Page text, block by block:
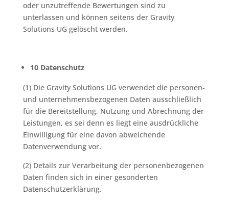
oder unzutreffende Bewertungen sind zu
unterlassen und können seitens der Gravity
Solutions UG gelöscht werden.
10 Datenschutz
(1) Die Gravity Solutions UG verwendet die personen-
und unternehmensbezogenen Daten ausschließlich
für die Bereitstellung, Nutzung und Abrechnung der
Leistungen, es sei denn es liegt eine ausdrückliche
Einwilligung für eine davon abweichende
Datenverwendung vor.
(2) Details zur Verarbeitung der personenbezogenen
Daten finden sich in einer gesonderten
Datenschutzerklärung.